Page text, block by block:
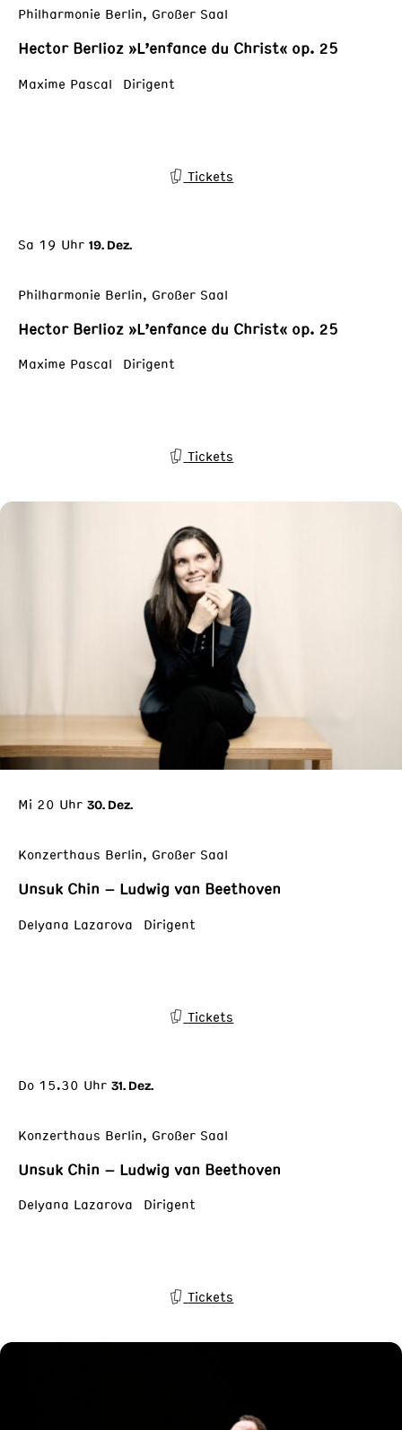
Philharmonie Berlin, Großer Saal
Hector Berlioz »L’enfance du Christ« op. 25
Maxime Pascal Dirigent
Tickets
Sa 19 Uhr 19. Dez.
Philharmonie Berlin, Großer Saal
Hector Berlioz »L’enfance du Christ« op. 25
Maxime Pascal Dirigent
Tickets
Mi 20 Uhr 30. Dez.
Konzerthaus Berlin, Großer Saal
Unsuk Chin – Ludwig van Beethoven
Delyana Lazarova Dirigent
Tickets
Do 15.30 Uhr 31. Dez.
Konzerthaus Berlin, Großer Saal
Unsuk Chin – Ludwig van Beethoven
Delyana Lazarova Dirigent
Tickets